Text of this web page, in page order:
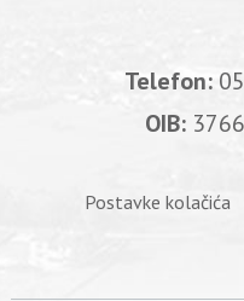
Telefon:
OIB:
Postavke kolačića